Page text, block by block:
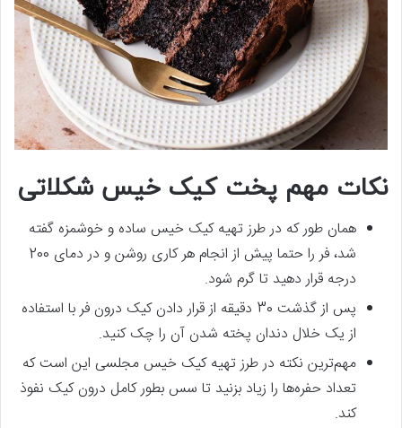
نکات مهم پخت کیک خیس شکلاتی
همان‌ طور که در طرز تهیه کیک خیس ساده و خوشمزه گفته
شد، فر را حتما پیش‌ از انجام هر کاری روشن و در دمای 200
درجه قرار دهید تا گرم شود.
پس‌ از گذشت 30 دقیقه از قرار دادن کیک درون فر با استفاده
از یک خلال دندان پخته شدن آن را چک کنید.
مهم‌ترین نکته در طرز تهیه کیک خیس مجلسی این است که
تعداد حفره‌ها را زیاد بزنید تا سس بطور کامل درون کیک نفوذ
کند.